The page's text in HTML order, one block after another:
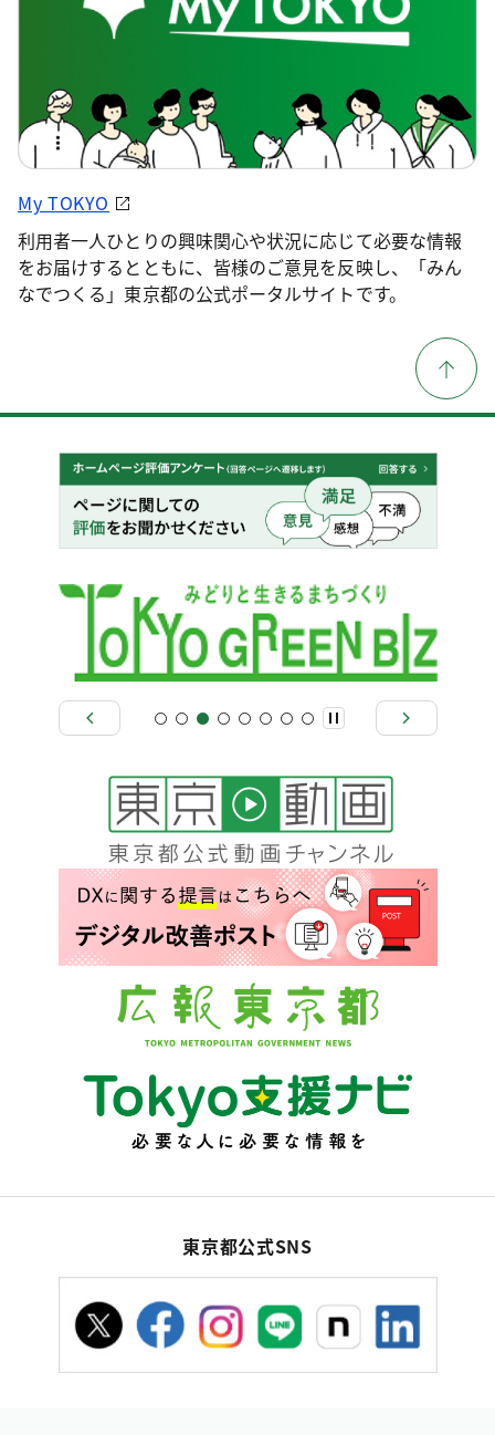
My TOKYO
利用者一人ひとりの興味関心や状況に応じて必要な情報
をお届けするとともに、皆様のご意見を反映し、「みん
なでつくる」東京都の公式ポータルサイトです。
東京都公式SNS